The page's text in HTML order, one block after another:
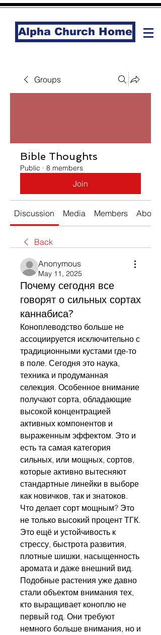
Alpha Church Home
Groups
Bible Thoughts
Public · 8 members
Join
Discussion Media Members About
Back
Anonymous
May 11, 2025
Почему сегодня все
говорят о сильных сортах
каннабиса?
Коноплеводство больше не
ассоциируется исключительно с
традиционными кустами где-то
в поле. Сегодня это наука,
техника и продуманная
селекция. Особенное внимание
получают сорта, обладающие
высокой концентрацией
активных компонентов и
выраженным эффектом. Это и
есть та самая категория
сильных, или мощных, сортов,
которые активно вытесняют
стандартные линейки в выборе
как новичков, так и знатоков.
Что делает сорт мощным? Это
не только высокий процент ТГК.
Это ещё и устойчивость к
стрессу, быстрота развития,
плотные шишки, насыщенность
аромата и даже внешний вид.
Подобные растения уже давно
стали объектом внимания тех,
кто выращивает коноплю не
первый год. Они требуют
немного больше внимания, но и